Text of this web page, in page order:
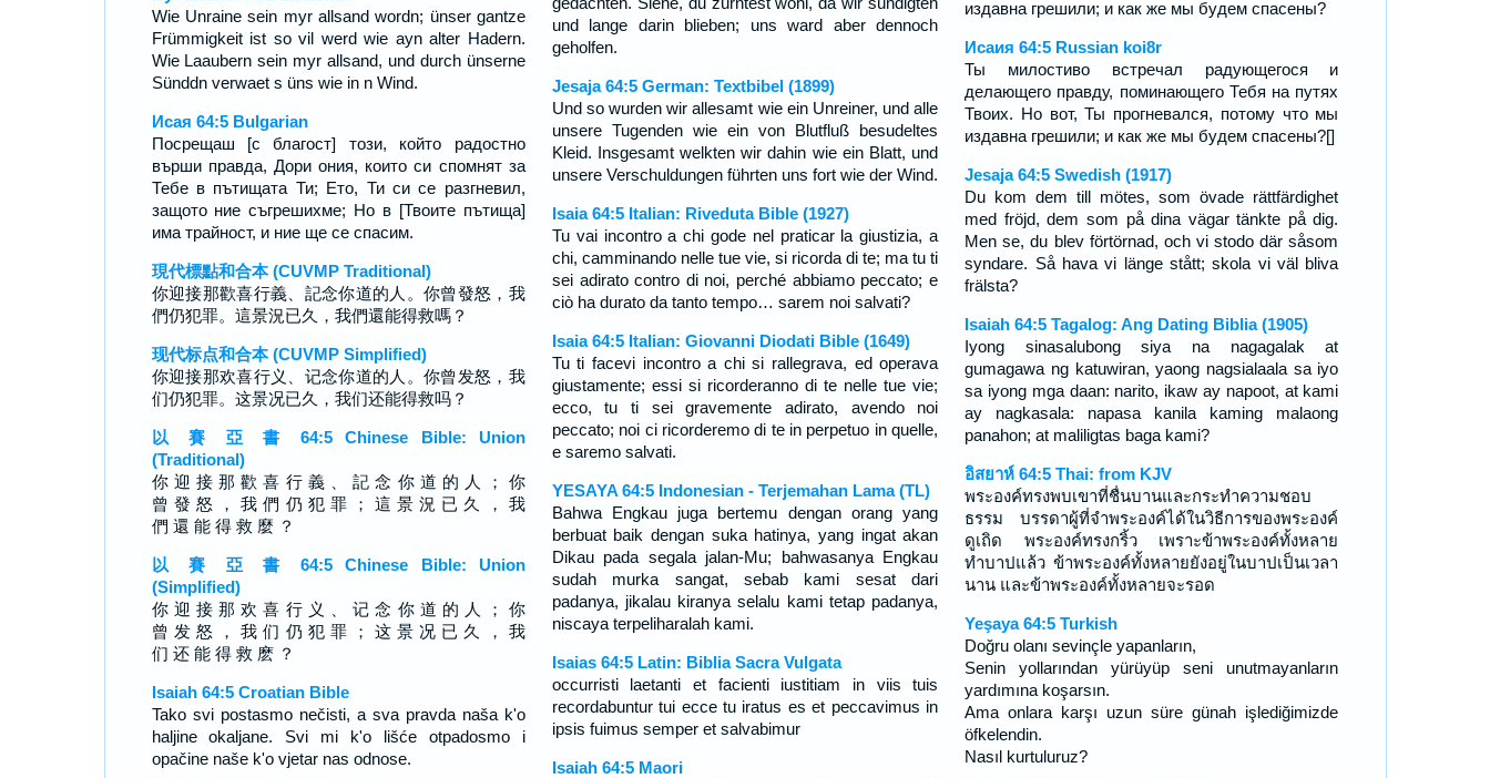
Wie Unraine sein myr allsand wordn; ünser gantze
Frümmigkeit ist so vil werd wie ayn alter Hadern.
Wie Laaubern sein myr allsand, und durch ünserne
Sünddn verwaet s üns wie in n Wind.
Исая 64:5 Bulgarian
Посрещаш [с благост] този, който радостно
върши правда, Дори ония, които си спомнят за
Тебе в пътищата Ти; Ето, Ти си се разгневил,
защото ние съгрешихме; Но в [Твоите пътища]
има трайност, и ние ще се спасим.
現代標點和合本 (CUVMP Traditional)
你迎接那歡喜行義、記念你道的人。你曾發怒，我
們仍犯罪。這景況已久，我們還能得救嗎？
现代标点和合本 (CUVMP Simplified)
你迎接那欢喜行义、记念你道的人。你曾发怒，我
们仍犯罪。这景况已久，我们还能得救吗？
以 賽 亞 書 64:5 Chinese Bible: Union
(Traditional)
你 迎 接 那 歡 喜 行 義 、 記 念 你 道 的 人 ； 你
曾 發 怒 ， 我 們 仍 犯 罪 ； 這 景 況 已 久 ， 我
們 還 能 得 救 麼 ？
以 賽 亞 書 64:5 Chinese Bible: Union
(Simplified)
你 迎 接 那 欢 喜 行 义 、 记 念 你 道 的 人 ； 你
曾 发 怒 ， 我 们 仍 犯 罪 ； 这 景 况 已 久 ， 我
们 还 能 得 救 麽 ？
Isaiah 64:5 Croatian Bible
Tako svi postasmo nečisti, a sva pravda naša k'o
haljine okaljane. Svi mi k'o lišće otpadosmo i
opačine naše k'o vjetar nas odnose.
und lange darin blieben; uns ward aber dennoch
geholfen.
Jesaja 64:5 German: Textbibel (1899)
Und so wurden wir allesamt wie ein Unreiner, und alle
unsere Tugenden wie ein von Blutfluß besudeltes
Kleid. Insgesamt welkten wir dahin wie ein Blatt, und
unsere Verschuldungen führten uns fort wie der Wind.
Isaia 64:5 Italian: Riveduta Bible (1927)
Tu vai incontro a chi gode nel praticar la giustizia, a
chi, camminando nelle tue vie, si ricorda di te; ma tu ti
sei adirato contro di noi, perché abbiamo peccato; e
ciò ha durato da tanto tempo… sarem noi salvati?
Isaia 64:5 Italian: Giovanni Diodati Bible (1649)
Tu ti facevi incontro a chi si rallegrava, ed operava
giustamente; essi si ricorderanno di te nelle tue vie;
ecco, tu ti sei gravemente adirato, avendo noi
peccato; noi ci ricorderemo di te in perpetuo in quelle,
e saremo salvati.
YESAYA 64:5 Indonesian - Terjemahan Lama (TL)
Bahwa Engkau juga bertemu dengan orang yang
berbuat baik dengan suka hatinya, yang ingat akan
Dikau pada segala jalan-Mu; bahwasanya Engkau
sudah murka sangat, sebab kami sesat dari
padanya, jikalau kiranya selalu kami tetap padanya,
niscaya terpeliharalah kami.
Isaias 64:5 Latin: Biblia Sacra Vulgata
occurristi laetanti et facienti iustitiam in viis tuis
recordabuntur tui ecce tu iratus es et peccavimus in
ipsis fuimus semper et salvabimur
Isaiah 64:5 Maori
издавна грешили; и как же мы будем спасены?
Исаия 64:5 Russian koi8r
Ты милостиво встречал радующегося и
делающего правду, поминающего Тебя на путях
Твоих. Но вот, Ты прогневался, потому что мы
издавна грешили; и как же мы будем спасены?[]
Jesaja 64:5 Swedish (1917)
Du kom dem till mötes, som övade rättfärdighet
med fröjd, dem som på dina vägar tänkte på dig.
Men se, du blev förtörnad, och vi stodo där såsom
syndare. Så hava vi länge stått; skola vi väl bliva
frälsta?
Isaiah 64:5 Tagalog: Ang Dating Biblia (1905)
Iyong sinasalubong siya na nagagalak at
gumagawa ng katuwiran, yaong nagsialaala sa iyo
sa iyong mga daan: narito, ikaw ay napoot, at kami
ay nagkasala: napasa kanila kaming malaong
panahon; at maliligtas baga kami?
อิสยาห์ 64:5 Thai: from KJV
พระองค์ทรงพบเขาที่ชื่นบานและกระทำความชอบ
ธรรม บรรดาผู้ที่จำพระองค์ได้ในวิธีการของพระองค์
ดูเถิด พระองค์ทรงกริ้ว เพราะข้าพระองค์ทั้งหลาย
ทำบาปแล้ว ข้าพระองค์ทั้งหลายยังอยู่ในบาปเป็นเวลา
นาน และข้าพระองค์ทั้งหลายจะรอด
Yeşaya 64:5 Turkish
Doğru olanı sevinçle yapanların,
Senin yollarından yürüyüp seni unutmayanların
yardımına koşarsın.
Ama onlara karşı uzun süre günah işlediğimizde
öfkelendin.
Nasıl kurtuluruz?